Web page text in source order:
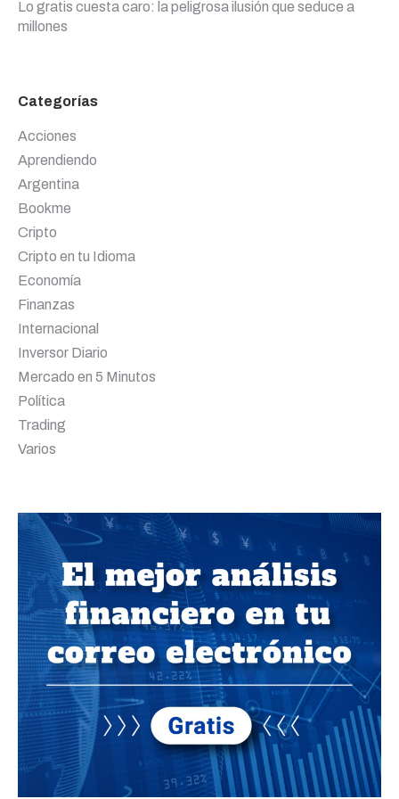
Lo gratis cuesta caro: la peligrosa ilusión que seduce a
millones
Categorías
Acciones
Aprendiendo
Argentina
Bookme
Cripto
Cripto en tu Idioma
Economía
Finanzas
Internacional
Inversor Diario
Mercado en 5 Minutos
Política
Trading
Varios